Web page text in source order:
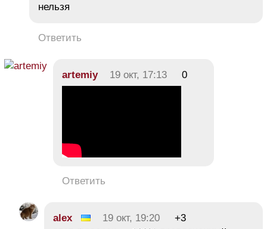
нельзя
Ответить
artemiy 19 окт, 17:13 0
Ответить
alex 19 окт, 19:20
+3